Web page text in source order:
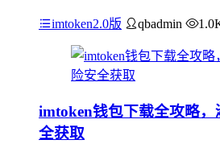
imtoken2.0版 qbadmin
imtoken钱包下载全攻略
全获取